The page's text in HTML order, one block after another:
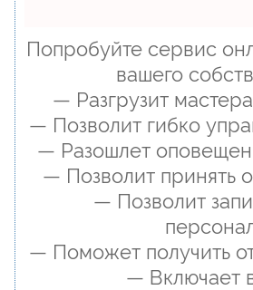
Попробуйте сервис
вашего
— Разгрузит
— Позволит гибко
— Разошлет
— Позволит принять
— Позволит
— Поможет получить
— Включает